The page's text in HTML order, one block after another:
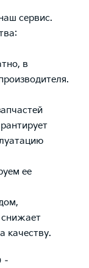
сервис.
в
ее
снижает
качеству.
–